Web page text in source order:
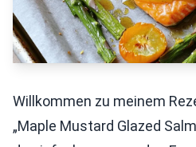
Willkommen zu meinem
„Maple Mustard Glazed